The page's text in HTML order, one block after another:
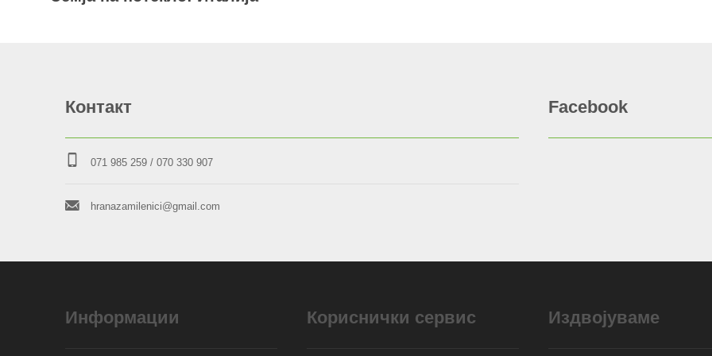
Контакт
071 985 259/ 070 330 907
hranazamilenici@gmail.com
Facebook
Информации Кориснички сервис Издвојуваме